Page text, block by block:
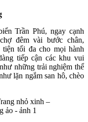
Trần Phú, ngay cạnh
đêm vài bước chân,
tối đa cho mọi hành
tiếp cận các khu vui
những trải nghiệm thể
lặn ngắm san hô, chèo